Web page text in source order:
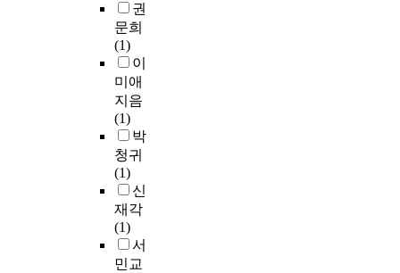
권
문희
(1)
이
미애
지음
(1)
박
청귀
(1)
신
재각
(1)
서
민교